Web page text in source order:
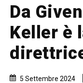
Da
Keller è
5 Settembre 2024